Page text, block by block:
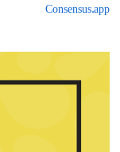
Consensus.app